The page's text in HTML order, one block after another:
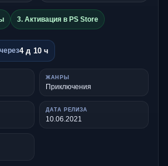
3. Активация в PS Store
4 д 10 ч
ЖАНРЫ
Приключения
ДАТА РЕЛИЗА
10.06.2021